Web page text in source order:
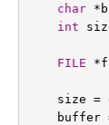
char
*
int
FILE *
size =
buffer